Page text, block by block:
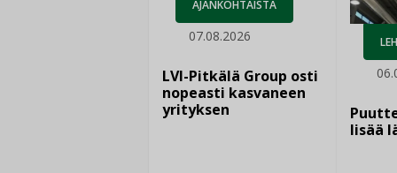
AJANKOHTAISTA
07.08.2026
LVI-Pitkälä Group osti
nopeasti kasvaneen
yrityksen
lisää